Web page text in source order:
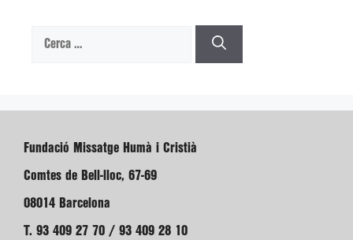
Cerca:
Fundació Missatge Humà i Cristià
Comtes de Bell-lloc, 67-69
08014 Barcelona
T. 93 409 27 70 / 93 409 28 10